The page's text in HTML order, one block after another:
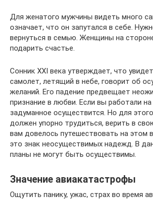
Для женатого мужчины видеть много
означает, что он запутался в себе.
вернуться в семью. Женщины на
подарить счастье.
Сонник XXI века утверждает, что
самолет, летящий в небе, говорит об
желаний. Его падение предвещает
признание в любви. Если вы работали
задуманное осуществится. Но для
должен упорно трудиться, верить в
вам довелось путешествовать на этом
это знак неосуществимых надежд. В
планы не могут быть осуществимы.
Значение авиакатастрофы
Ощутить панику, ужас, страх во время